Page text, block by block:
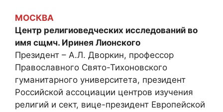
МОСКВА
Центр религиоведческих исследований во
имя сщмч. Иринея Лионского
Президент – А.Л. Дворкин, профессор
Православного Свято-Тихоновского
гуманитарного университета, президент
Российской ассоциации центров изучения
религий и сект, вице-президент Европейской